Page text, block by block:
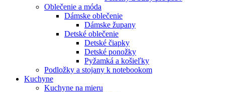
Oblečenie a móda
Dámske oblečenie
Dámske župany
Detské oblečenie
Detské čiapky
Detské ponožky
Pyžamká a košieľky
Podložky a stojany k notebookom
Kuchyne
Kuchyne na mieru